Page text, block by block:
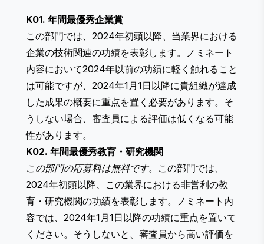
K01. 年間最優秀企業賞
この部門では、2024年初頭以降、当業界における
企業の技術関連の功績を表彰します。ノミネート
内容において2024年以前の功績に軽く触れること
は可能ですが、2024年1月1日以降に貴組織が達成
した成果の概要に重点を置く必要があります。そ
うしない場合、審査員による評価は低くなる可能
性があります。
K02. 年間最優秀教育・研究機関
この部門の応募料は無料です。この部門では、
2024年初頭以降、この業界における非営利の教
育・研究機関の功績を表彰します。ノミネート内
容では、2024年1月1日以降の功績に重点を置いて
ください。そうしないと、審査員から高い評価を